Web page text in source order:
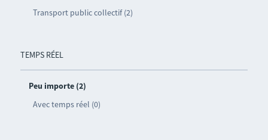
Transport public collectif (2)
TEMPS RÉEL
Peu importe (2)
Avec temps réel (0)